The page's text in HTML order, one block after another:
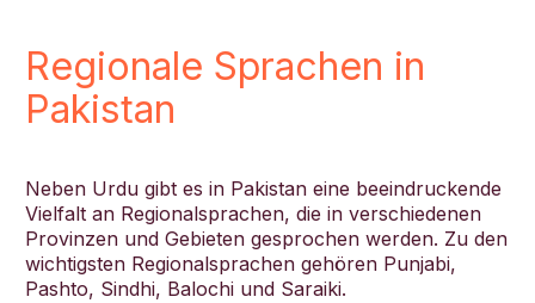
Regionale Sprachen in
Pakistan
Neben Urdu gibt es in Pakistan eine beeindruckende
Vielfalt an Regionalsprachen, die in verschiedenen
Provinzen und Gebieten gesprochen werden. Zu den
wichtigsten Regionalsprachen gehören Punjabi,
Pashto, Sindhi, Balochi und Saraiki.